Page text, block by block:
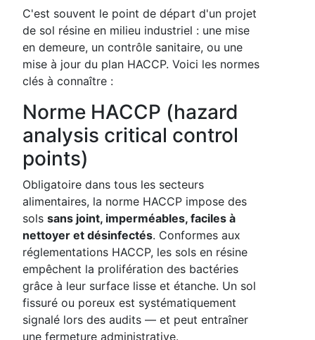
C'est souvent le point de départ d'un projet
de sol résine en milieu industriel : une mise
en demeure, un contrôle sanitaire, ou une
mise à jour du plan HACCP. Voici les normes
clés à connaître :
Norme HACCP (hazard
analysis critical control
points)
Obligatoire dans tous les secteurs
alimentaires, la norme HACCP impose des
sols sans joint, imperméables, faciles à
nettoyer et désinfectés. Conformes aux
réglementations HACCP, les sols en résine
empêchent la prolifération des bactéries
grâce à leur surface lisse et étanche. Un sol
fissuré ou poreux est systématiquement
signalé lors des audits — et peut entraîner
une fermeture administrative.